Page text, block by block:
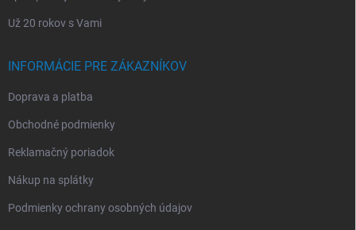
Už 20 rokov s Vami
INFORMÁCIE PRE ZÁKAZNÍKOV
Doprava a platba
Obchodné podmienky
Reklamačný poriadok
Nákup na splátky
Podmienky ochrany osobných údajov